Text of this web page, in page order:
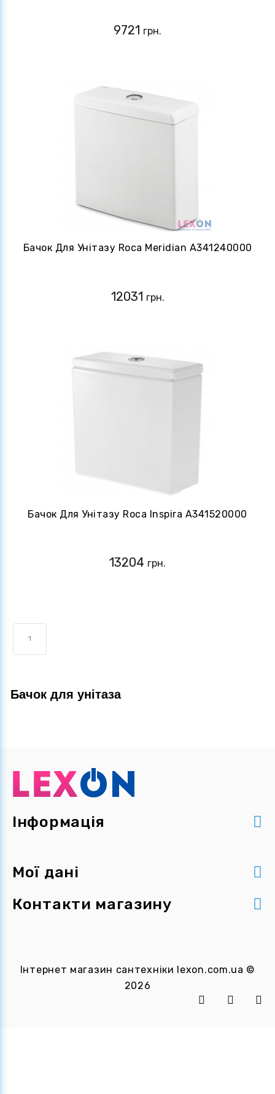
9721 грн.
Бачок Для Унітазу Roca Meridian A341240000
12031 грн.
Бачок Для Унітазу Roca Inspira A341520000
13204 грн.
1
Бачок для унітаза
Інформація
Мої дані
Контакти магазину
Інтернет магазин сантехніки lexon.com.ua ©
2026